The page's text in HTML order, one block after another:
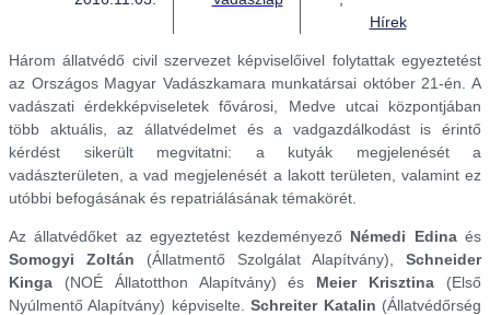
Hírek
Három állatvédő civil szervezet képviselőivel folytattak egyeztetést
az Országos Magyar Vadászkamara munkatársai október 21-én. A
vadászati érdekképviseletek fővárosi, Medve utcai központjában
több aktuális, az állatvédelmet és a vadgazdálkodást is érintő
kérdést sikerült megvitatni: a kutyák megjelenését a
vadászterületen, a vad megjelenését a lakott területen, valamint ez
utóbbi befogásának és repatriálásának témakörét.
Az állatvédőket az egyeztetést kezdeményező Némedi Edinaés
Somogyi Zoltán (Állatmentő Szolgálat Alapítvány), Schneider
Kinga (NOÉ Állatotthon Alapítvány) és Meier Krisztina (Első
Nyúlmentő Alapítvány) képviselte.Schreiter Katalin (Állatvédőrség